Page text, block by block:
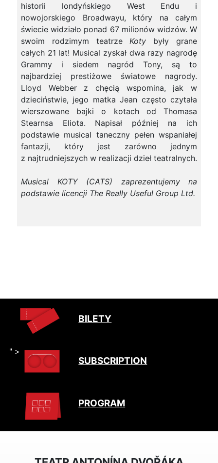
historii londyńskiego West Endu i
nowojorskiego Broadwayu, który na całym
świecie widziało ponad 67 milionów widzów. W
swoim rodzimym teatrzeKoty były grane
całych 21 lat! Musical zyskał dwa razy nagrodę
Grammy i siedem nagród Tony, są to
najbardziej prestiżowe światowe nagrody.
Lloyd Webber z chęcią wspomina, jak w
dzieciństwie, jego matka Jean często czytała
wierszowane bajki o kotach od Thomasa
Stearnsa Eliota. Napisał później na ich
podstawie musical taneczny pełen wspaniałej
fantazji, który jest zarówno jednym
z najtrudniejszych w realizacji dzieł teatralnych.
Musical KOTY (CATS) zaprezentujemy na
podstawie licencji The Really Useful Group Ltd.
BILETY
" >
SUBSCRIPTION
PROGRAM